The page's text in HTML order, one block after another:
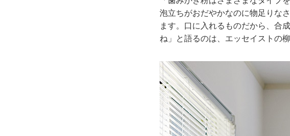
泡立ちがおだやかなのに物足りな
ます。口に入れるものだから、合
ね」と語るのは、エッセイストの柳